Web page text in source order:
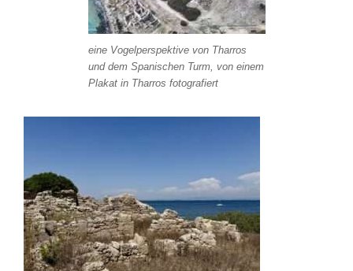
eine Vogelperspektive von Tharros
und dem Spanischen Turm, von einem
Plakat in Tharros fotografiert